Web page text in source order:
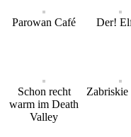
Parowan Café Der!
Schon recht
warm im Death
Valley
Zabriskie